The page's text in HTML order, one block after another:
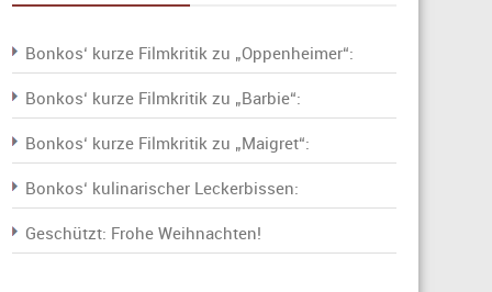
Bonkos‘ kurze Filmkritik zu „Oppenheimer“:
Bonkos‘ kurze Filmkritik zu „Barbie“:
Bonkos‘ kurze Filmkritik zu „Maigret“:
Bonkos‘ kulinarischer Leckerbissen:
Geschützt: Frohe Weihnachten!